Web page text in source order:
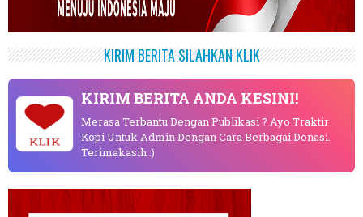
KIRIM BERITA SILAHKAN KLIK
KLIK
KIRIM BERITA ANDA KESINI!
Merasa Terbantu Dengan Publikasi ? Ayo Traktir
Kopi Untuk Admin Dengan Cara Berbagai Donasi.
Terimakasih :)